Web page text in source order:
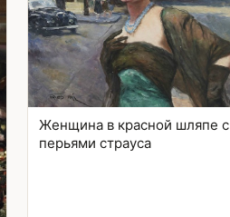
Женщина в красной шляпе с
перьями страуса